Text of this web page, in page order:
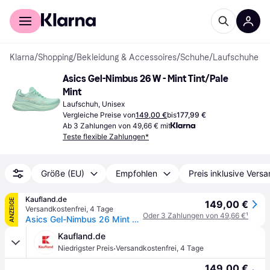
Für Shopper
Klarna/Shopping/Bekleidung & Accessoires/Schuhe/Laufschuhe
Asics Gel-Nimbus 26 W - Mint Tint/Pale
Mint
Laufschuh, Unisex
Vergleiche Preise von149,00 €bis177,99 €
Ab 3 Zahlungen von 49,66 € mit
Teste flexible Zahlungen*
Größe (EU) Empfohlen Preis inklusive
ANZEIGE
Kaufland.de
Versandkostenfrei, 4 Tage
Asics Gel-Nimbus 26 Mint Tint/Pale Mint 43.5
149,00 €
Oder 3 Zahlungen von 49,66 €¹
Kaufland.de
Niedrigster Preis·Versandkostenfrei, 4 Tage